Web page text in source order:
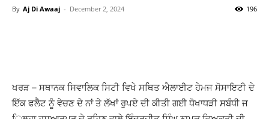
By Aj Di Awaaj - December 2, 2024 196
ਖਰੜ – ਸਥਾਨਕ ਸਿਵਾਲਿਕ ਸਿਟੀ ਵਿਖੇ ਸਥਿਤ ਐਲਾਈਟ ਹੇਮਜ ਸੋਸਾਇਟੀ ਦੇ
ਇੱਕ ਫਲੈਟ ਨੂੰ ਵੇਚਣ ਦੇ ਨਾਂ ਤੇ ਲੱਖਾਂ ਰੁਪਏ ਦੀ ਕੀਤੀ ਗਈ ਧੋਖਾਧੜੀ ਸਬੰਧੀ ਜ